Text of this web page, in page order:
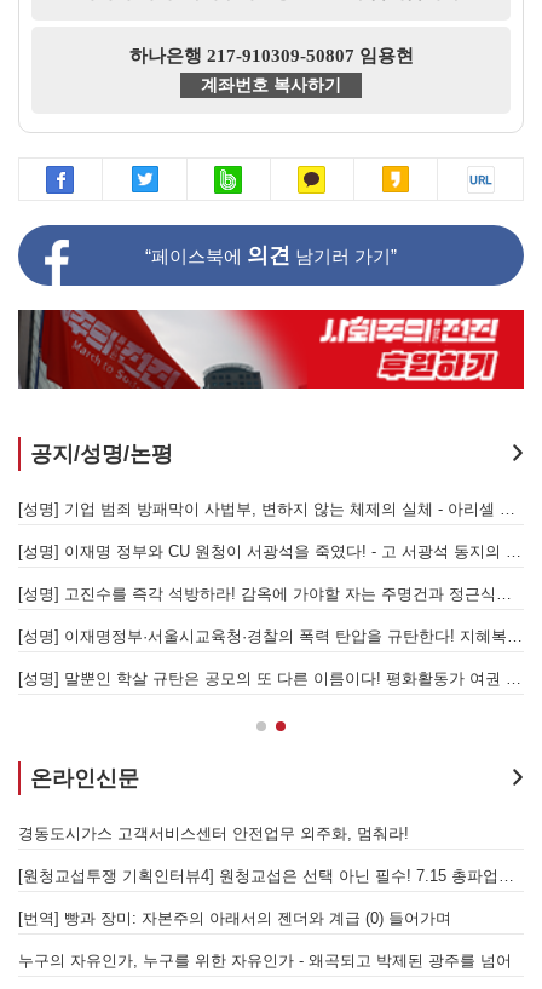
하나은행 217-910309-50807 임용현
계좌번호 복사하기
“페이스북에 의견 남기러 가기”
공지/성명/논평
온라인신문
경동도시가스 고객서비스센터 안전업무 외주화, 멈춰라!
[번역] 빵과 장미: 자본주의 아래서의 젠더와 계급 (0) 들어가며
누구의 자유인가, 누구를 위한 자유인가 - 왜곡되고 박제된 광주를 넘어